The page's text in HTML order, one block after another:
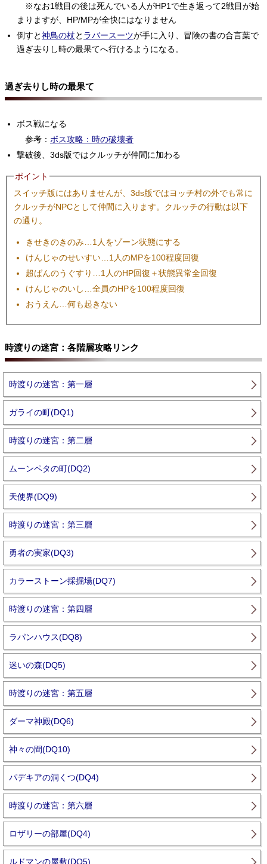
※なお1戦目の後は死んでいる人がHP1で生き返って2戦目が始
まりますが、HP/MPが全快にはなりません
倒すと神鳥の杖と ラバースーツが手に入り、冒険の書の合言葉で
過ぎ去りし時の最果てへ行けるようになる。
過ぎ去りし時の最果て
ボス戦になる
参考： ボス攻略：時の破壊者
撃破後、3ds版ではクルッチが仲間に加わる
ポイント
スイッチ版にはありませんが、3ds版ではヨッチ村の外でも常に
クルッチがNPCとして仲間に入ります。クルッチの行動は以下
の通り。
きせきのきのみ…1人をゾーン状態にする
けんじゃのせいすい…1人のMPを100程度回復
超ばんのうぐすり…1人のHP回復＋状態異常全回復
けんじゃのいし…全員のHPを100程度回復
おうえん…何も起きない
時渡りの迷宮：各階層攻略リンク
時渡りの迷宮：第一層
ガライの町(DQ1)
時渡りの迷宮：第二層
ムーンペタの町(DQ2)
天使界(DQ9)
時渡りの迷宮：第三層
勇者の実家(DQ3)
カラーストーン採掘場(DQ7)
時渡りの迷宮：第四層
ラパンハウス(DQ8)
迷いの森(DQ5)
時渡りの迷宮：第五層
ダーマ神殿(DQ6)
神々の間(DQ10)
パデキアの洞くつ(DQ4)
時渡りの迷宮：第六層
ロザリーの部屋(DQ4)
ルドマンの屋敷(DQ5)